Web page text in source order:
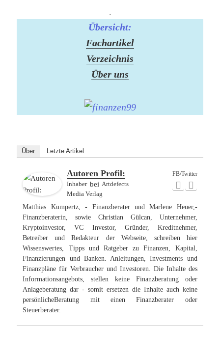
-
Übersicht:
Fachartikel
Verzeichnis
Über uns
Über Letzte Artikel
FB/Twitter
Autoren Profil:
Inhaberbei Artdefects
Media Verlag
Matthias Kumpertz, - Finanzberater und Marlene Heuer,-
Finanzberaterin, sowie Christian Gülcan, Unternehmer,
Kryptoinvestor, VC Investor, Gründer, Kreditnehmer,
Betreiber und Redakteur der Webseite, schreiben hier
Wissenswertes, Tipps und Ratgeber zu Finanzen, Kapital,
Finanzierungen und Banken. Anleitungen, Investments und
Finanzpläne für Verbraucher und Investoren. Die Inhalte des
Informationsangebots, stellen keine Finanzberatung oder
Anlageberatung dar - somit ersetzen die Inhalte auch keine
persönlicheBeratung mit einen Finanzberater oder
Steuerberater.